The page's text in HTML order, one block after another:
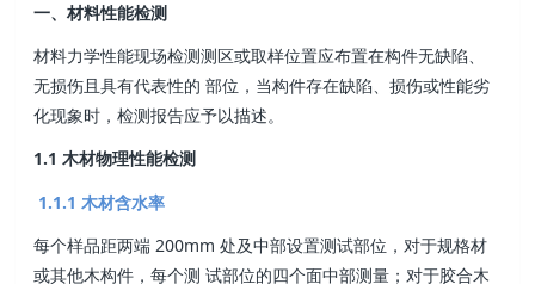
一、材料性能检测
材料力学性能现场检测测区或取样位置应布置在构件无缺陷、
无损伤且具有代表性的 部位，当构件存在缺陷、损伤或性能劣
化现象时，检测报告应予以描述。
1.1 木材物理性能检测
1.1.1 木材含水率
每个样品距两端 200mm 处及中部设置测试部位，对于规格材
或其他木构件，每个测 试部位的四个面中部测量；对于胶合木